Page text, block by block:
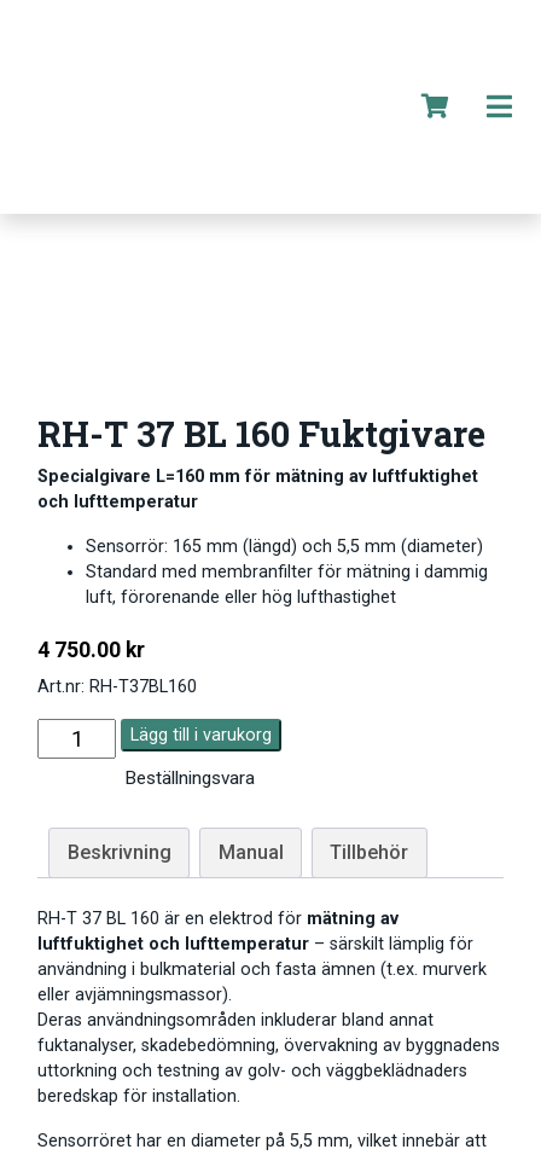
RH-T 37 BL 160 Fuktgivare
Specialgivare L=160 mm för mätning av luftfuktighet
och lufttemperatur
Sensorrör: 165 mm (längd) och 5,5 mm (diameter)
Standard med membranfilter för mätning i dammig
luft, förorenande eller hög lufthastighet
4 750.00 kr
Art.nr: RH-T37BL160
Lägg till i varukorg
Beställningsvara
Beskrivning Manual Tillbehör
RH-T 37 BL 160 är en elektrod för mätning av
luftfuktighet och lufttemperatur – särskilt lämplig för
användning i bulkmaterial och fasta ämnen (t.ex. murverk
eller avjämningsmassor).
Deras användningsområden inkluderar bland annat
fuktanalyser, skadebedömning, övervakning av byggnadens
uttorkning och testning av golv- och väggbeklädnaders
beredskap för installation.
Sensorröret har en diameter på 5,5 mm, vilket innebär att